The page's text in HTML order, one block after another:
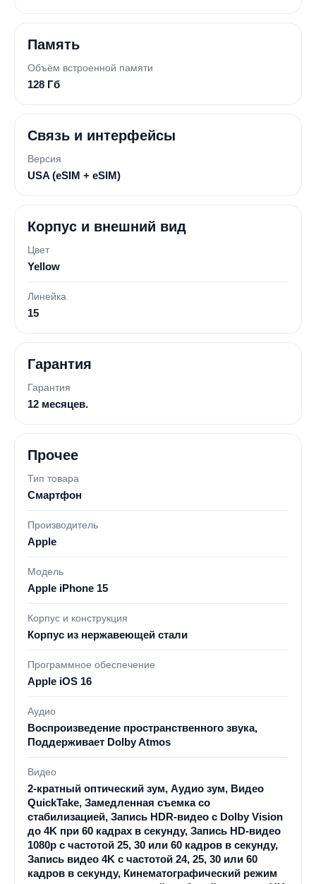
Память
Объём встроенной памяти
128 Гб
Связь и интерфейсы
Версия
USA (eSIM + eSIM)
Корпус и внешний вид
Цвет
Yellow
Линейка
15
Гарантия
Гарантия
12 месяцев.
Прочее
Тип товара
Смартфон
Производитель
Apple
Модель
Apple iPhone 15
Корпус и конструкция
Корпус из нержавеющей стали
Программное обеспечение
Apple iOS 16
Аудио
Воспроизведение пространственного звука,
Поддерживает Dolby Atmos
Видео
2-кратный оптический зум, Аудио зум, Видео
QuickTake, Замедленная съемка со
стабилизацией, Запись HDR-видео с Dolby Vision
до 4K при 60 кадрах в секунду, Запись HD-видео
1080p с частотой 25, 30 или 60 кадров в секунду,
Запись видео 4K с частотой 24, 25, 30 или 60
кадров в секунду, Кинематографический режим